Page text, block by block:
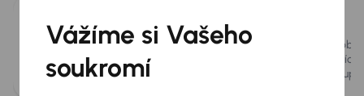
LED hlavní světlomety
LED světla pro denní svícení
Vůz je vybaven výkonným benzínovým
motorem 1.5 TSI, který poskytuje dynamický
jízdní výkon.
Automobil
možné
Vážíme si Vašeho
soukromí